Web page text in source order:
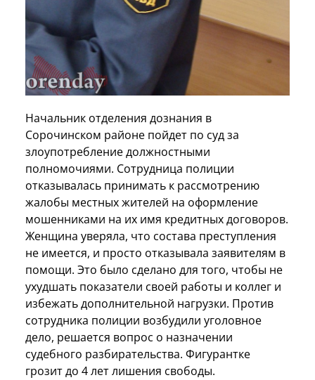
Начальник отделения дознания в
Сорочинском районе пойдет по суд за
злоупотребление должностными
полномочиями. Сотрудница полиции
отказывалась принимать к рассмотрению
жалобы местных жителей на оформление
мошенниками на их имя кредитных договоров.
Женщина уверяла, что состава преступления
не имеется, и просто отказывала заявителям в
помощи. Это было сделано для того, чтобы не
ухудшать показатели своей работы и коллег и
избежать дополнительной нагрузки. Против
сотрудника полиции возбудили уголовное
дело, решается вопрос о назначении
судебного разбирательства. Фигурантке
грозит до 4 лет лишения свободы.